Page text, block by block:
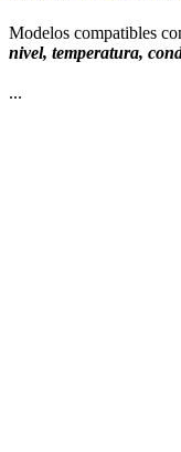
Modelos compatibles
nivel, temperatura,
...